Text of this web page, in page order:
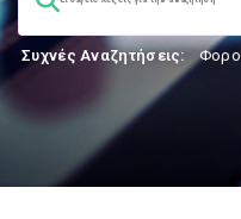
Συχνές Αναζητήσεις: